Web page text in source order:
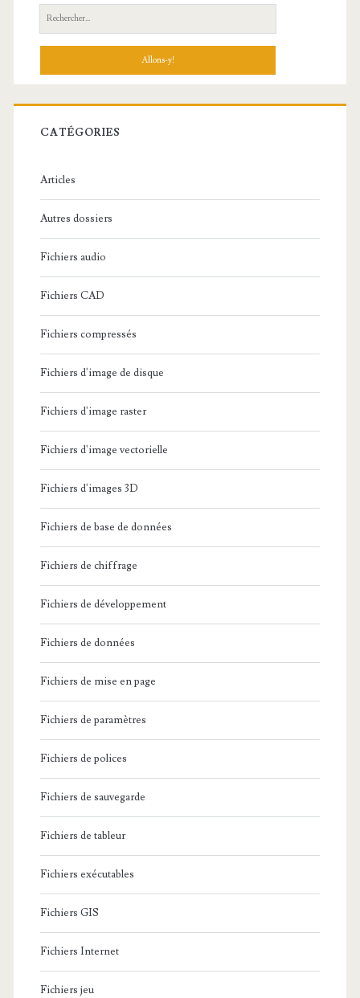
R
e
h
r
c
:
CATÉGORIES
Articles
Autres dossiers
Fichiers audio
Fichiers CAD
Fichiers compressés
Fichiers d'image de disque
Fichiers d'image raster
Fichiers d'image vectorielle
Fichiers d'images 3D
Fichiers de base de données
Fichiers de chiffrage
Fichiers de développement
Fichiers de données
Fichiers de mise en page
Fichiers de paramètres
Fichiers de polices
Fichiers de sauvegarde
Fichiers de tableur
Fichiers exécutables
Fichiers GIS
Fichiers Internet
Fichiers jeu